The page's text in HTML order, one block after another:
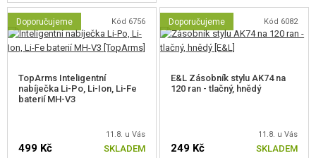
nízko-odporová kabeláž
Zbraně jsou dodávány v praktických papírových krabicích. Jsou opatřeny
a veškeré příslušenství.
Další vhodné zásobníky jsou značky LCT, MAG, nebo SRC. Použití
zásobníků CYMA, DBoys a JG může vyžadovat úpravy.
Doporučujeme Kód 6756
TopArms Inteligentní
nabíječka Li-Po, Li-Ion, Li-Fe
baterií MH-V3
11.8. u Vás
499 Kč SKLADEM
Doporučujeme Kód 6082
E&L Zásobník stylu AK74 na
120 ran - tlačný, hnědý
11.8. u Vás
249 Kč SKLADEM